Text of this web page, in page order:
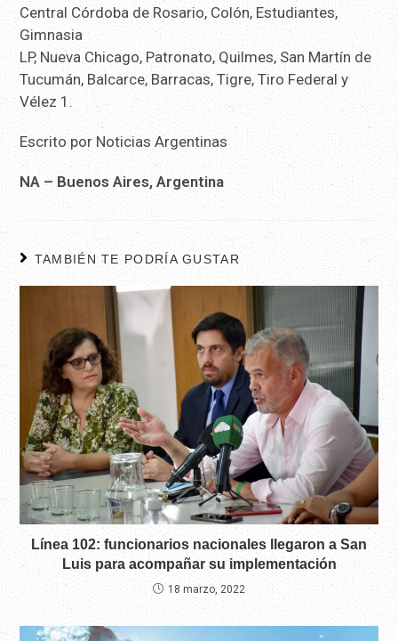
Central Córdoba de Rosario, Colón, Estudiantes,
Gimnasia
LP, Nueva Chicago, Patronato, Quilmes, San Martín de
Tucumán, Balcarce, Barracas, Tigre, Tiro Federal y
Vélez 1.
Escrito por Noticias Argentinas
NA – Buenos Aires, Argentina
TAMBIÉN TE PODRÍA GUSTAR
Línea 102: funcionarios nacionales llegaron a San
Luis para acompañar su implementación
18 marzo, 2022